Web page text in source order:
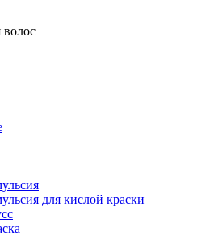
волос
для кислой краски